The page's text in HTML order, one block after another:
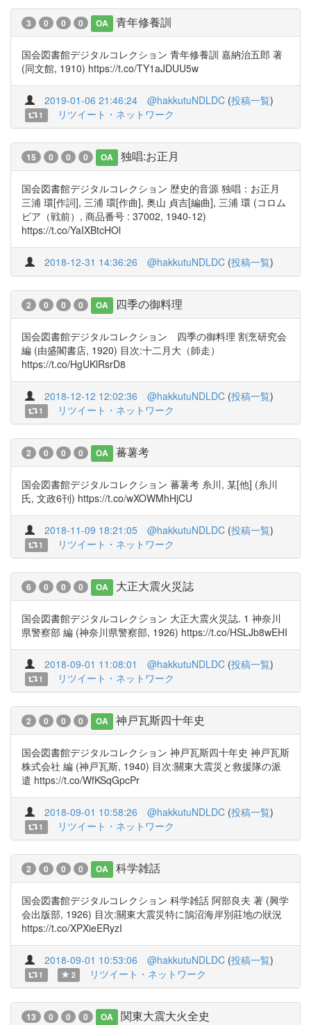
3 0 0 0 OA 青年修養訓
国会図書館デジタルコレクション 青年修養訓 嘉納治五郎 著
(同文館, 1910) https://t.co/TY1aJDUU5w
2019-01-06 21:46:24 @hakkutuNDLDC (投稿一覧)
1 リツイート・ネットワーク
15 0 0 0 OA 独唱:お正月
国会図書館デジタルコレクション 歴史的音源 独唱：お正月
三浦 環[作詞], 三浦 環[作曲], 奥山 貞吉[編曲], 三浦 環 (コロム
ビア（戦前）, 商品番号 : 37002, 1940-12)
https://t.co/YaIXBtcHOl
2018-12-31 14:36:26 @hakkutuNDLDC (投稿一覧)
2 0 0 0 OA 四季の御料理
国会図書館デジタルコレクション 四季の御料理 割烹研究会
編 (由盛閣書店, 1920) 目次:十二月大（師走）
https://t.co/HgUKlRsrD8
2018-12-12 12:02:36 @hakkutuNDLDC (投稿一覧)
1 リツイート・ネットワーク
2 0 0 0 OA 蕃薯考
国会図書館デジタルコレクション 蕃薯考 糸川, 某[他] (糸川
氏, 文政6刊) https://t.co/wXOWMhHjCU
2018-11-09 18:21:05 @hakkutuNDLDC (投稿一覧)
1 リツイート・ネットワーク
6 0 0 0 OA 大正大震火災誌
国会図書館デジタルコレクション 大正大震火災誌. 1 神奈川
県警察部 編 (神奈川県警察部, 1926) https://t.co/HSLJb8wEHI
2018-09-01 11:08:01 @hakkutuNDLDC (投稿一覧)
1 リツイート・ネットワーク
2 0 0 0 OA 神戸瓦斯四十年史
国会図書館デジタルコレクション 神戸瓦斯四十年史 神戸瓦斯
株式会社 編 (神戸瓦斯, 1940) 目次:關東大震災と救援隊の派
遣 https://t.co/WfKSqGpcPr
2018-09-01 10:58:26 @hakkutuNDLDC (投稿一覧)
1 リツイート・ネットワーク
2 0 0 0 OA 科学雑話
国会図書館デジタルコレクション 科学雑話 阿部良夫 著 (興学
会出版部, 1926) 目次:關東大震災特に鵠沼海岸別莊地の狀況
https://t.co/XPXieERyzI
2018-09-01 10:53:06 @hakkutuNDLDC (投稿一覧)
1 2 リツイート・ネットワーク
13 0 0 0 OA 関東大震大火全史